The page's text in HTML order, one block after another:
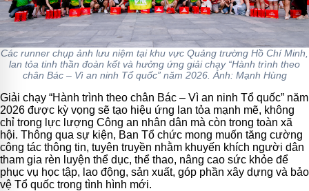
Các runner chụp ảnh lưu niệm tại khu vực Quảng trường Hồ Chí Minh,
lan tỏa tinh thần đoàn kết và hưởng ứng giải chạy “Hành trình theo
chân Bác – Vì an ninh Tổ quốc” năm 2026. Ảnh: Mạnh Hùng
Giải chạy “Hành trình theo chân Bác – Vì an ninh Tổ quốc” năm
2026 được kỳ vọng sẽ tạo hiệu ứng lan tỏa mạnh mẽ, không
chỉ trong lực lượng Công an nhân dân mà còn trong toàn xã
hội. Thông qua sự kiện, Ban Tổ chức mong muốn tăng cường
công tác thông tin, tuyên truyền nhằm khuyến khích người dân
tham gia rèn luyện thể dục, thể thao, nâng cao sức khỏe để
phục vụ học tập, lao động, sản xuất, góp phần xây dựng và bảo
vệ Tổ quốc trong tình hình mới.